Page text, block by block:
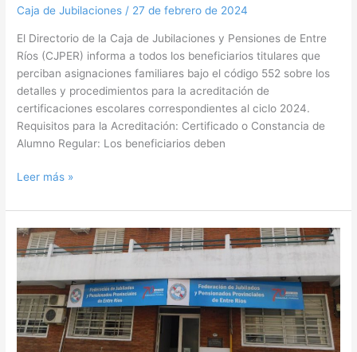
Caja de Jubilaciones / 27 de febrero de 2024
El Directorio de la Caja de Jubilaciones y Pensiones de Entre
Ríos (CJPER) informa a todos los beneficiarios titulares que
perciban asignaciones familiares bajo el código 552 sobre los
detalles y procedimientos para la acreditación de
certificaciones escolares correspondientes al ciclo 2024.
Requisitos para la Acreditación: Certificado o Constancia de
Alumno Regular: Los beneficiarios deben
Leer más »
La
FJPPER
manifestó
en
defensa
del